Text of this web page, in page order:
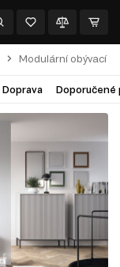
Modulární obývací
Doprava Doporučené